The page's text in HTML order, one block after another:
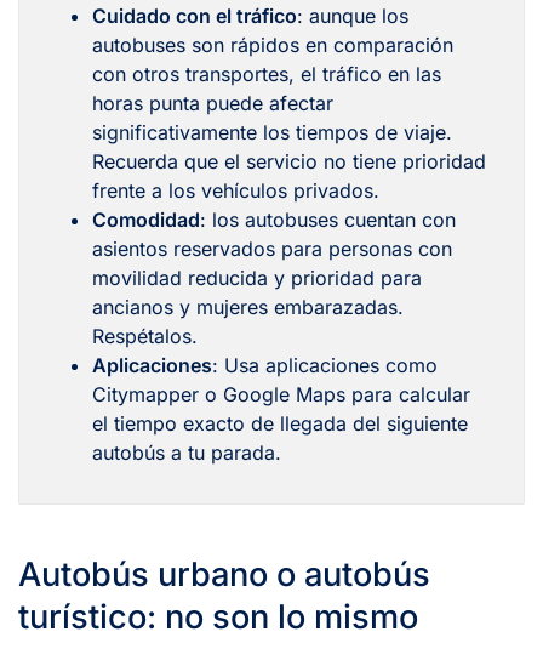
Cuidado con el tráfico: aunque los
autobuses son rápidos en comparación
con otros transportes, el tráfico en las
horas punta puede afectar
significativamente los tiempos de viaje.
Recuerda que el servicio no tiene prioridad
frente a los vehículos privados.
Comodidad: los autobuses cuentan con
asientos reservados para personas con
movilidad reducida y prioridad para
ancianos y mujeres embarazadas.
Respétalos.
Aplicaciones: Usa aplicaciones como
Citymapper o Google Maps para calcular
el tiempo exacto de llegada del siguiente
autobús a tu parada.
Autobús urbano o autobús
turístico: no son lo mismo